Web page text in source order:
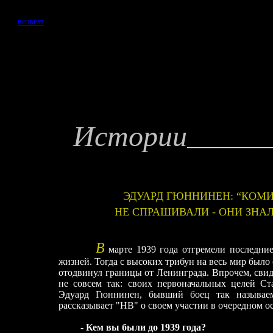
ВОЗВРАТ
Истории
ЭДУАРД ГЮННИНЕН:
НЕ СПРАШИВАЛИ - ОНИ
В марте 1939 года отгремели
жизней. Тогда с высоких трибун на весь мир
отодвинул границы от Ленинграда. Впрочем,
не совсем так: своих первоначальных целей
Эдуард Гюннинен, бывший боец так
рассказывает "НВ" о своем участии в очередном
- Кем вы были до 1939 года?